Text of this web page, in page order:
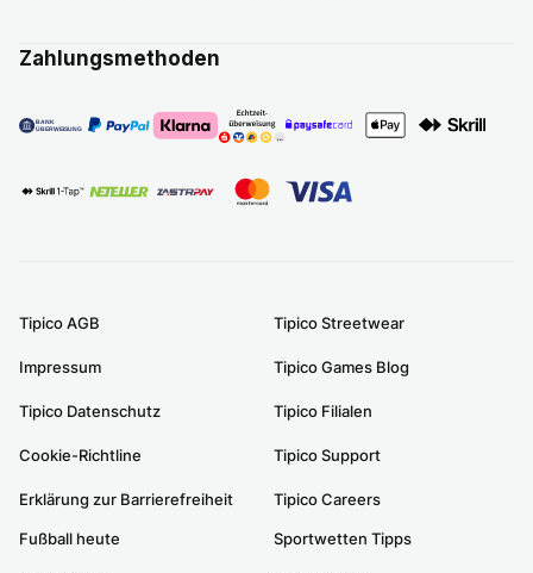
Zahlungsmethoden
Tipico AGB
Impressum
Tipico Datenschutz
Cookie-Richtline
Erklärung zur Barrierefreiheit
Tipico Streetwear
Tipico Games Blog
Tipico Filialen
Tipico Support
Tipico Careers
Fußball heute
Sportwetten Tipps